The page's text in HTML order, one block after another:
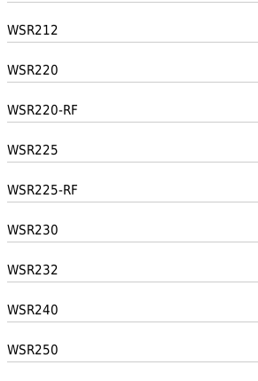
WSR212
WSR220
WSR220-RF
WSR225
WSR225-RF
WSR230
WSR232
WSR240
WSR250